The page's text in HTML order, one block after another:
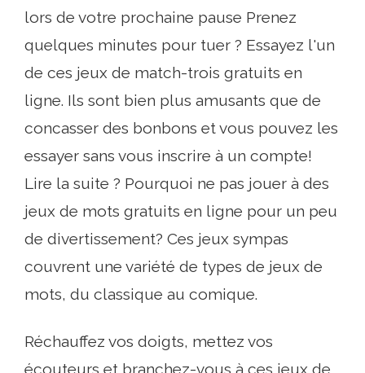
lors de votre prochaine pause Prenez
quelques minutes pour tuer ? Essayez l'un
de ces jeux de match-trois gratuits en
ligne. Ils sont bien plus amusants que de
concasser des bonbons et vous pouvez les
essayer sans vous inscrire à un compte!
Lire la suite ? Pourquoi ne pas jouer à des
jeux de mots gratuits en ligne pour un peu
de divertissement? Ces jeux sympas
couvrent une variété de types de jeux de
mots, du classique au comique.
Réchauffez vos doigts, mettez vos
écouteurs et branchez-vous à ces jeux de